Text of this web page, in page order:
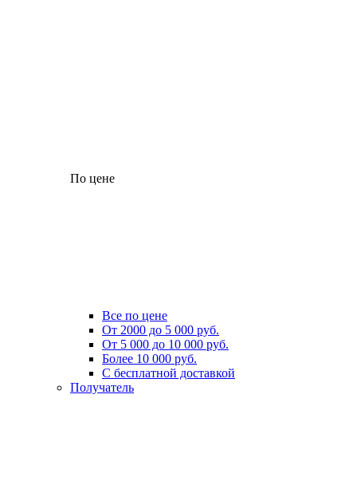
По цене
Все по цене
От 2000 до 5 000 руб.
От 5 000 до 10 000 руб.
Более 10 000 руб.
С бесплатной доставкой
Получатель